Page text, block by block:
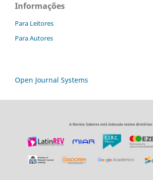
Informações
Para Leitores
Para Autores
Open Journal Systems